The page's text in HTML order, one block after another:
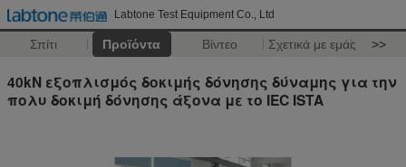
Labtone Test Equipment Co., Ltd
Σπίτι Προϊόντα Βίντεο Σχετικά με εμάς >>
40kN εξοπλισμός δοκιμής δόνησης δύναμης για την
πολυ δοκιμή δόνησης άξονα με το IEC ISTA